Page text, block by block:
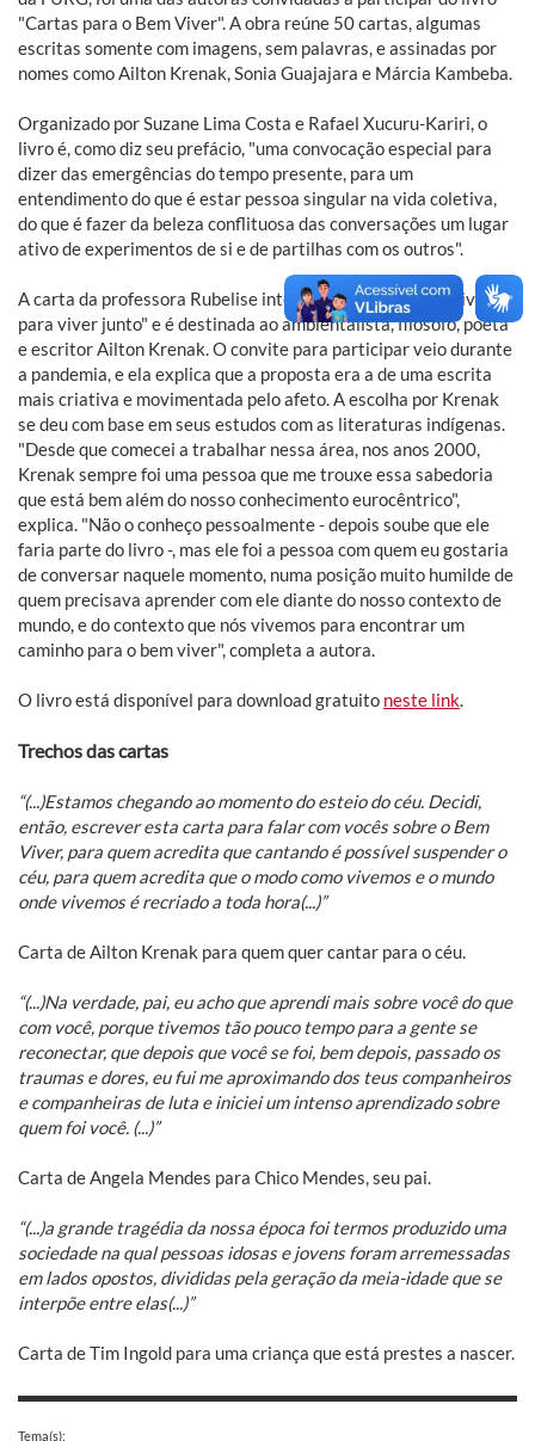
"Cartas para o Bem Viver". A obra reúne 50 cartas, algumas
escritas somente com imagens, sem palavras, e assinadas por
nomes como Ailton Krenak, Sonia Guajajara e Márcia Kambeba.
Organizado por Suzane Lima Costa e Rafael Xucuru-Kariri, o
livro é, como diz seu prefácio, "uma convocação especial para
dizer das emergências do tempo presente, para um
entendimento do que é estar pessoa singular na vida coletiva,
do que é fazer da beleza conflituosa das conversações um lugar
ativo de experimentos de si e de partilhas com os outros".
A carta da professora Rubelise integra a seção "O Bem Viver
para viver junto" e é destinada ao ambientalista, filósofo, poeta
e escritor Ailton Krenak. O convite para participar veio durante
a pandemia, e ela explica que a proposta era a de uma escrita
mais criativa e movimentada pelo afeto. A escolha por Krenak
se deu com base em seus estudos com as literaturas indígenas.
"Desde que comecei a trabalhar nessa área, nos anos 2000,
Krenak sempre foi uma pessoa que me trouxe essa sabedoria
que está bem além do nosso conhecimento eurocêntrico",
explica. "Não o conheço pessoalmente - depois soube que ele
faria parte do livro -, mas ele foi a pessoa com quem eu gostaria
de conversar naquele momento, numa posição muito humilde de
quem precisava aprender com ele diante do nosso contexto de
mundo, e do contexto que nós vivemos para encontrar um
caminho para o bem viver", completa a autora.
O livro está disponível para download gratuito neste link.
Trechos das cartas
“(...)Estamos chegando ao momento do esteio do céu. Decidi,
então, escrever esta carta para falar com vocês sobre o Bem
Viver, para quem acredita que cantando é possível suspender o
céu, para quem acredita que o modo como vivemos e o mundo
onde vivemos é recriado a toda hora(...)”
Carta de Ailton Krenak para quem quer cantar para o céu.
“(...)Na verdade, pai, eu acho que aprendi mais sobre você do que
com você, porque tivemos tão pouco tempo para a gente se
reconectar, que depois que você se foi, bem depois, passado os
traumas e dores, eu fui me aproximando dos teus companheiros
e companheiras de luta e iniciei um intenso aprendizado sobre
quem foi você. (...)”
Carta de Angela Mendes para Chico Mendes, seu pai.
“(...)a grande tragédia da nossa época foi termos produzido uma
sociedade na qual pessoas idosas e jovens foram arremessadas
em lados opostos, divididas pela geração da meia-idade que se
interpõe entre elas(...)”
Carta de Tim Ingold para uma criança que está prestes a nascer.
Tema(s):